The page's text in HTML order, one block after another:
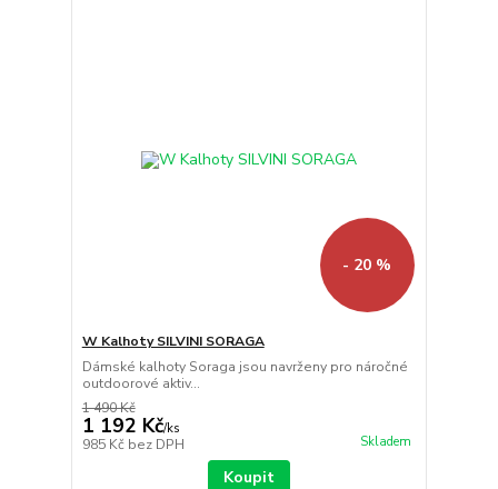
- 20 %
W Kalhoty SILVINI SORAGA
Dámské kalhoty Soraga jsou navrženy pro náročné
outdoorové aktiv...
1 490 Kč
1 192 Kč/ks
985 Kč bez DPH Skladem
Koupit